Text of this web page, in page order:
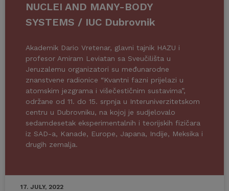
NUCLEI AND MANY-BODY
SYSTEMS / IUC Dubrovnik
Akademik Dario Vretenar, glavni tajnik HAZU i
profesor Amiram Leviatan sa Sveučilišta u
Jeruzalemu organizatori su međunarodne
znanstvene radionice “Kvantni fazni prijelazi u
atomskim jezgrama i višečestičnim sustavima”,
održane od 11. do 15. srpnja u Interuniverzitetskom
centru u Dubrovniku, na kojoj je sudjelovalo
sedamdesetak eksperimentalnih i teorijskih fizičara
iz SAD-a, Kanade, Europe, Japana, Indije, Meksika i
drugih zemalja.
17. JULY, 2022